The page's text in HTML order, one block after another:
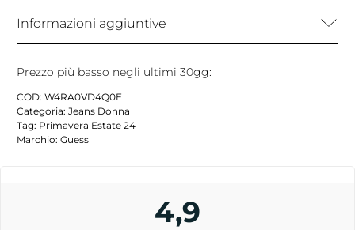
Informazioni aggiuntive
Prezzo più basso negli ultimi 30gg:
COD: W4RA0VD4Q0E
Categoria: Jeans Donna
Tag: Primavera Estate 24
Marchio: Guess
4,9